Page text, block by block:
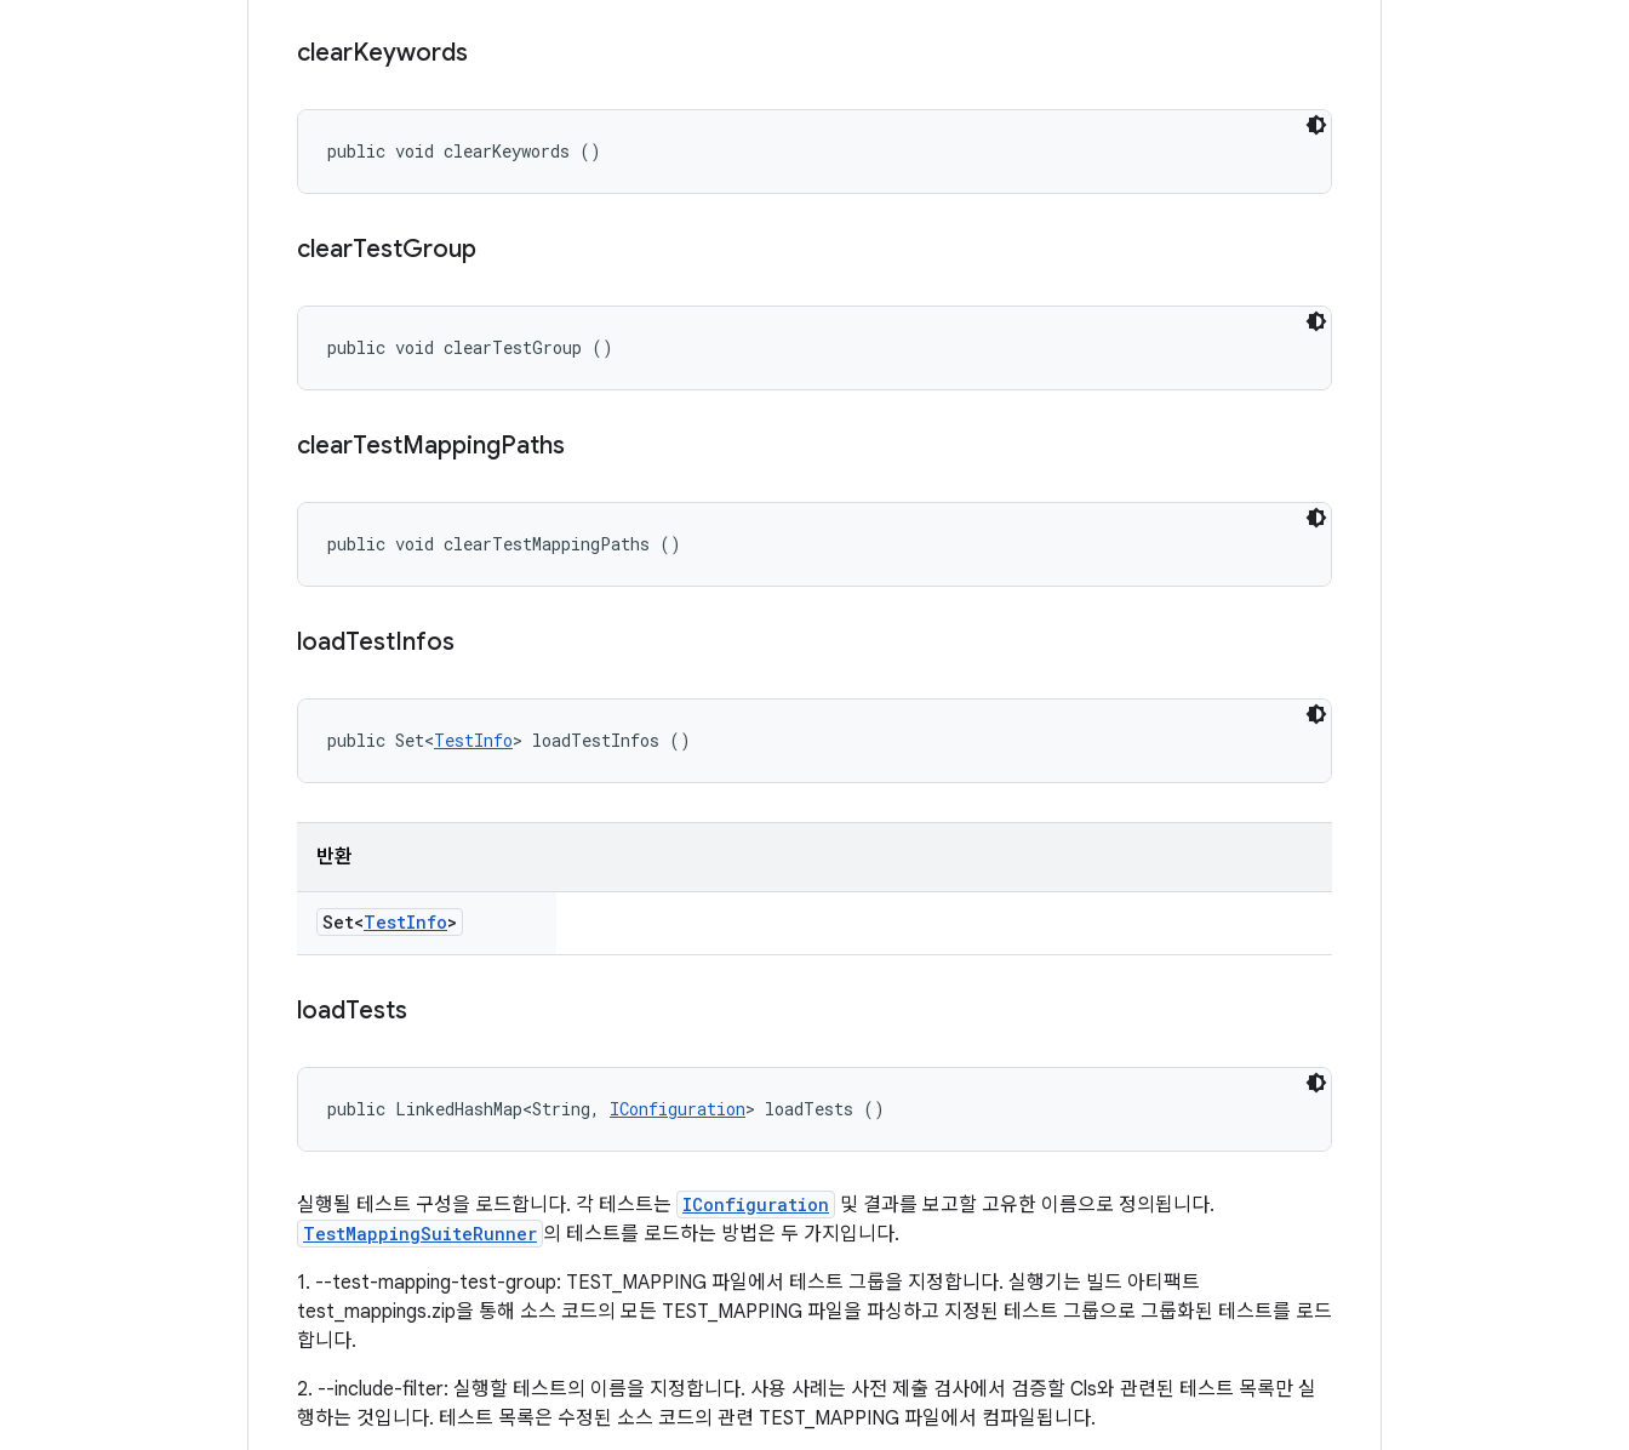
clearKeywords
public void clearKeywords ()
clearTestGroup
public void clearTestGroup ()
clearTestMappingPaths
public void clearTestMappingPaths ()
loadTestInfos
public Set<TestInfo> loadTestInfos ()
반환
Set<TestInfo>
loadTests
public LinkedHashMap<String, IConfiguration> loadTests ()
실행될 테스트 구성을 로드합니다. 각 테스트는 IConfiguration 및 결과를 보고할 고유한 이름으로 정의됩니다.
TestMappingSuiteRunner 의 테스트를 로드하는 방법은 두 가지입니다.
1. --test-mapping-test-group: TEST_MAPPING 파일에서 테스트 그룹을 지정합니다. 실행기는 빌드 아티팩트
test_mappings.zip을 통해 소스 코드의 모든 TEST_MAPPING 파일을 파싱하고 지정된 테스트 그룹으로 그룹화된 테스트를 로드
합니다.
2. --include-filter: 실행할 테스트의 이름을 지정합니다. 사용 사례는 사전 제출 검사에서 검증할 Cls와 관련된 테스트 목록만 실
행하는 것입니다. 테스트 목록은 수정된 소스 코드의 관련 TEST_MAPPING 파일에서 컴파일됩니다.